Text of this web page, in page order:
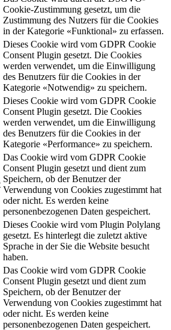
Cookie-Zustimmung gesetzt, um die
Zustimmung des Nutzers für die Cookies
in der Kategorie «Funktional» zu erfassen.
Dieses Cookie wird vom GDPR Cookie
Consent Plugin gesetzt. Die Cookies
werden verwendet, um die Einwilligung
des Benutzers für die Cookies in der
Kategorie «Notwendig» zu speichern.
Dieses Cookie wird vom GDPR Cookie
Consent Plugin gesetzt. Die Cookies
werden verwendet, um die Einwilligung
des Benutzers für die Cookies in der
Kategorie «Performance» zu speichern.
Das Cookie wird vom GDPR Cookie
Consent Plugin gesetzt und dient zum
Speichern, ob der Benutzer der
Verwendung von Cookies zugestimmt hat
oder nicht. Es werden keine
personenbezogenen Daten gespeichert.
Dieses Cookie wird vom Plugin Polylang
gesetzt. Es hinterlegt die zuletzt aktive
Sprache in der Sie die Website besucht
haben.
Das Cookie wird vom GDPR Cookie
Consent Plugin gesetzt und dient zum
Speichern, ob der Benutzer der
Verwendung von Cookies zugestimmt hat
oder nicht. Es werden keine
personenbezogenen Daten gespeichert.